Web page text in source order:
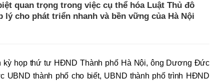
quan trọng trong việc cụ thể hóa Luật Thủ đô
lý cho phát triển nhanh và bền vững của Hà Nội
kỳ họp thứ tư HĐND Thành phố Hà Nội, ông Dương Đức
UBND thành phố cho biết, UBND thành phố trình HĐND